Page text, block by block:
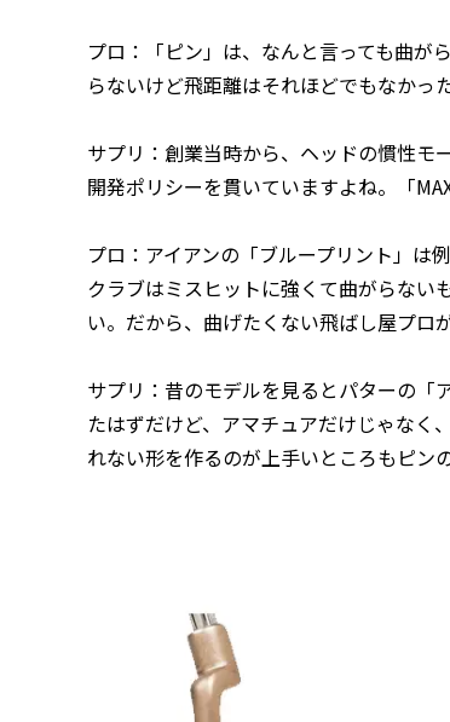
プロ：「ピン」は、なんと言っても曲が
らないけど飛距離はそれほどでもなかっ
サプリ：創業当時から、ヘッドの慣性モ
開発ポリシーを貫いていますよね。「
プロ：アイアンの「ブループリント」は
クラブはミスヒットに強くて曲がらない
い。だから、曲げたくない飛ばし屋プロ
サプリ：昔のモデルを見るとパターの「
たはずだけど、アマチュアだけじゃなく
れない形を作るのが上手いところもピン